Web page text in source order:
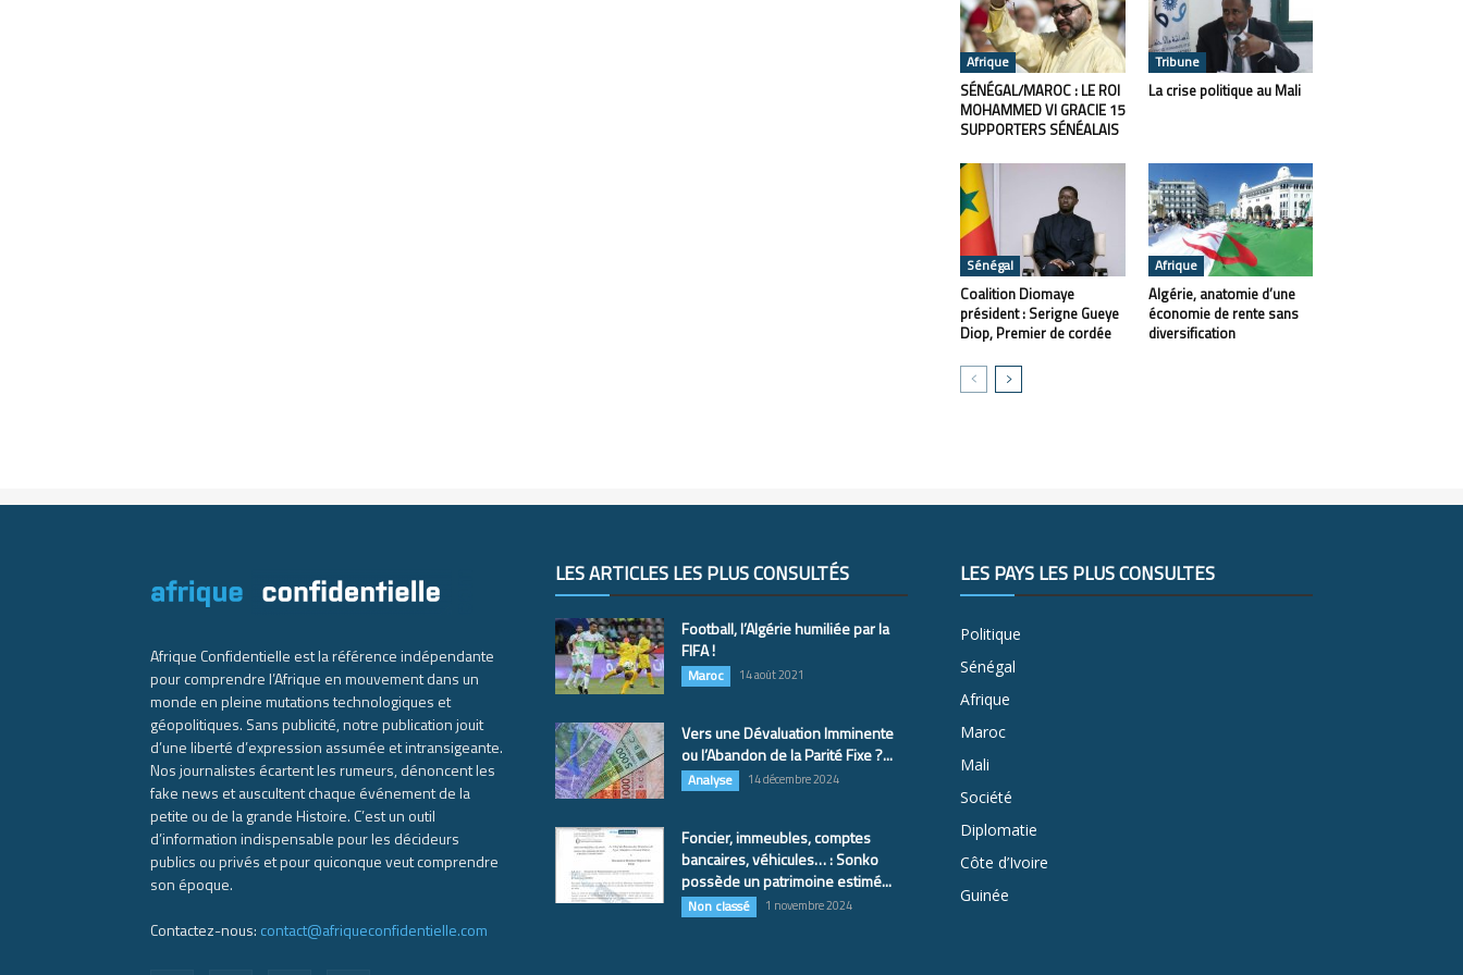
Afrique
SÉNÉGAL/MAROC : LE ROI
MOHAMMED VI GRACIE 15
SUPPORTERS SÉNÉALAIS
Tribune
La crise politique au Mali
Sénégal
Coalition Diomaye
président : Serigne Gueye
Diop, Premier de cordée
Afrique
Algérie, anatomie d’une
économie de rente sans
diversification
Afrique Confidentielle est la référence indépendante
pour comprendre l’Afrique en mouvement dans un
monde en pleine mutations technologiques et
géopolitiques. Sans publicité, notre publication jouit
d’une liberté d’expression assumée et intransigeante.
Nos journalistes écartent les rumeurs, dénoncent les
fake news et auscultent chaque événement de la
petite ou de la grande Histoire. C’est un outil
d’information indispensable pour les décideurs
publics ou privés et pour quiconque veut comprendre
son époque.
Contactez-nous: contact@afriqueconfidentielle.com
LES ARTICLES LES PLUS CONSULTÉS
Football, l’Algérie humiliée par la
FIFA !
Maroc 14 août 2021
Vers une Dévaluation Imminente
ou l’Abandon de la Parité Fixe ?...
Analyse 14 décembre 2024
Foncier, immeubles, comptes
bancaires, véhicules… : Sonko
possède un patrimoine estimé...
Non classé 1 novembre 2024
LES PAYS LES PLUS CONSULTÉS
Politique
Sénégal
Afrique
Maroc
Mali
Société
Diplomatie
Côte d’Ivoire
Guinée